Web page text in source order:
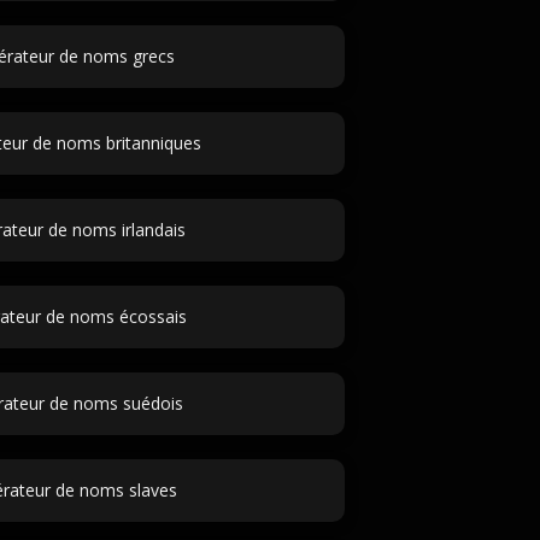
de noms grecs
de noms britanniques
de noms irlandais
de noms écossais
de noms suédois
de noms slaves